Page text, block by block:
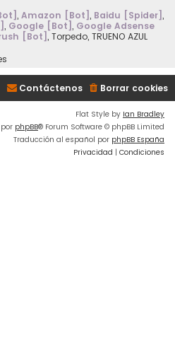
, Amazon [Bot], Baidu [Spider],
, Google [Bot], Google Adsense
[Bot], Torpedo, TRUENO AZUL
Borrar cookies
Contáctenos
Flat Style by Ian Bradley
phpBB® Forum Software © phpBB Limited
Traducción al español por phpBB España
Privacidad | Condiciones